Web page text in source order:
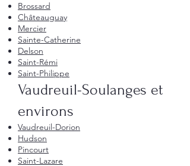
Brossard
Châteauguay
Mercier
Sainte-Catherine
Delson
Saint-Rémi
Saint-Philippe
Vaudreuil-Soulanges et
environs
Vaudreuil-Dorion
Hudson
Pincourt
Saint-Lazare